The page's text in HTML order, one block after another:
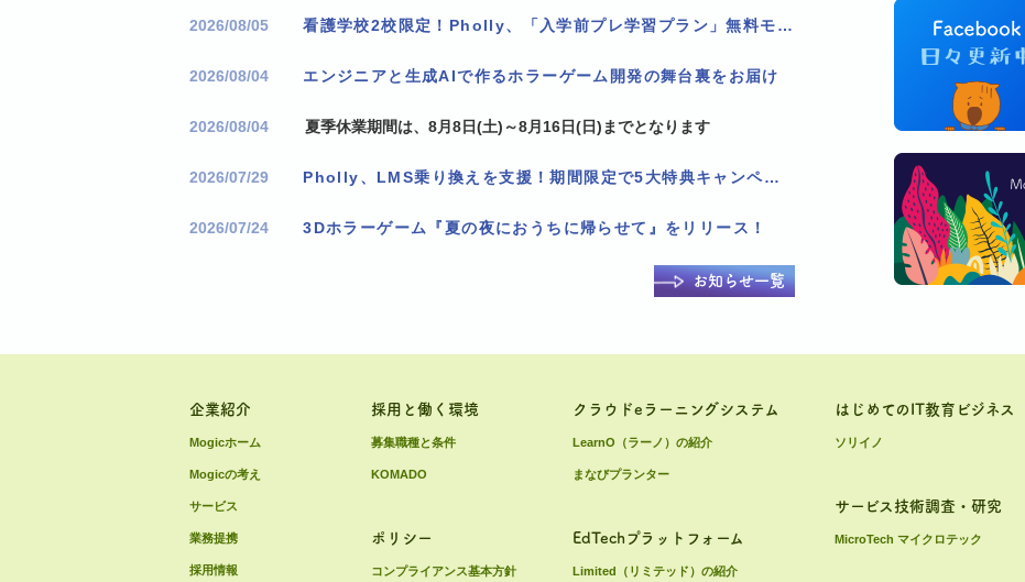
2026/08/05 看護学校2校限定！Pholly、「入学前プレ学習プラン」無料モニター追加募集！
2026/08/04 エンジニアと生成AIで作るホラーゲーム開発の舞台裏をお届け
2026/08/04 夏季休業期間は、8月8日(土)～8月16日(日)までとなります
2026/07/29 Pholly、LMS乗り換えを支援！期間限定で5大特典キャンペーンを実施！
2026/07/24 3Dホラーゲーム『夏の夜におうちに帰らせて』をリリース！
お知らせ一覧
企業紹介
Mogicホーム
Mogicの考え
サービス
業務提携
採用情報
採用と働く環境
募集職種と条件
KOMADO
ポリシー
コンプライアンス基本方針
クラウドeラーニングシステム
LearnO（ラーノ）の紹介
まなびプランター
EdTechプラットフォーム
Limited（リミテッド）の紹介
はじめてのIT教育ビジネス
ソリイノ
サービス技術調査・研究
MicroTech マイクロテック